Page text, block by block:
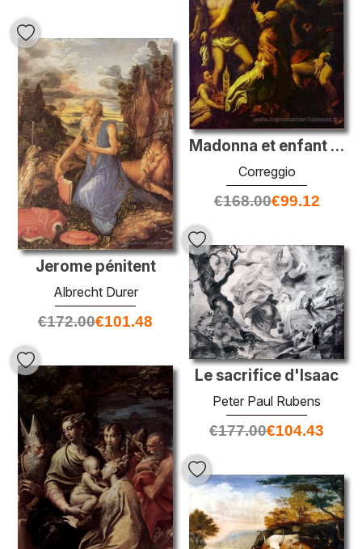
Madonna et enfant avec Saint-Sébastien
Correggio
€168.00€99.12
Jerome pénitent
Albrecht Durer
€172.00€101.48
Le sacrifice d'Isaac
Peter Paul Rubens
€177.00€104.43